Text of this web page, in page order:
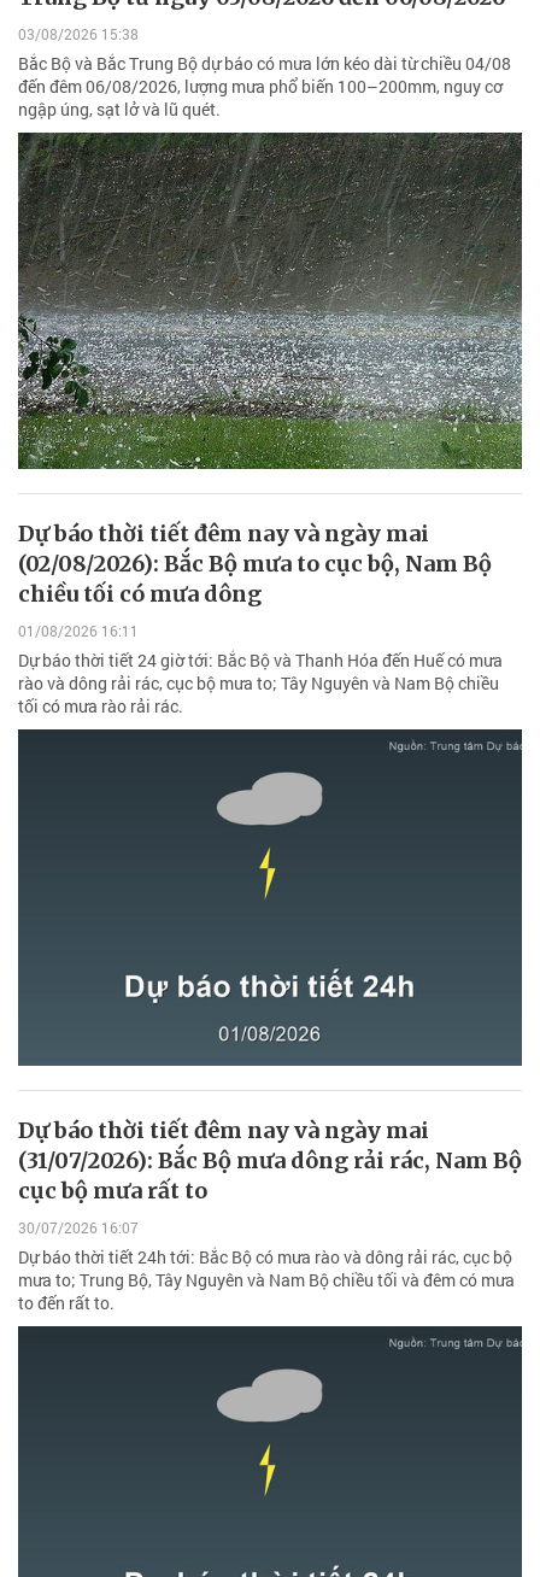
03/08/2026 15:38
Bắc Bộ và Bắc Trung Bộ dự báo có mưa lớn kéo dài từ chiều 04/08
đến đêm 06/08/2026, lượng mưa phổ biến 100–200mm, nguy cơ
ngập úng, sạt lở và lũ quét.
Dự báo thời tiết đêm nay và ngày mai
(02/08/2026): Bắc Bộ mưa to cục bộ, Nam Bộ
chiều tối có mưa dông
01/08/2026 16:11
Dự báo thời tiết 24 giờ tới: Bắc Bộ và Thanh Hóa đến Huế có mưa
rào và dông rải rác, cục bộ mưa to; Tây Nguyên và Nam Bộ chiều
tối có mưa rào rải rác.
Dự báo thời tiết đêm nay và ngày mai
(31/07/2026): Bắc Bộ mưa dông rải rác, Nam Bộ
cục bộ mưa rất to
30/07/2026 16:07
Dự báo thời tiết 24h tới: Bắc Bộ có mưa rào và dông rải rác, cục bộ
mưa to; Trung Bộ, Tây Nguyên và Nam Bộ chiều tối và đêm có mưa
to đến rất to.